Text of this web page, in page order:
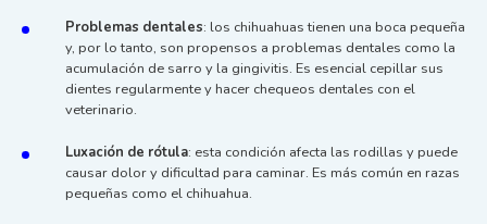
Problemas dentales: los chihuahuas tienen una boca pequeña
y, por lo tanto, son propensos a problemas dentales como la
acumulación de sarro y la gingivitis. Es esencial cepillar sus
dientes regularmente y hacer chequeos dentales con el
veterinario.
Luxación de rótula: esta condición afecta las rodillas y puede
causar dolor y dificultad para caminar. Es más común en razas
pequeñas como el chihuahua.